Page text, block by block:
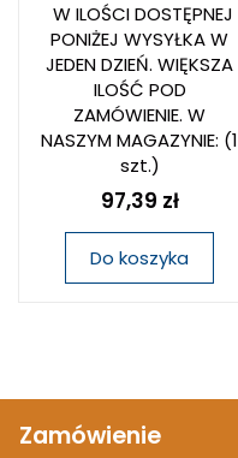
W ILOŚCI DOSTĘPNEJ
PONIŻEJ WYSYŁKA W
JEDEN DZIEŃ. WIĘKSZA
ILOŚĆ POD
ZAMÓWIENIE. W
NASZYM MAGAZYNIE: (1
szt.)
97,39 zł
Do koszyka
Zamówienie